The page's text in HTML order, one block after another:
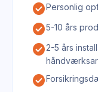
check_circlePersonlig
check_circle5-10 års
check_circle2-5 års
check_circle